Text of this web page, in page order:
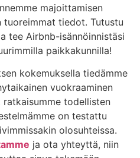
majoittamisen
tuoreimmat tiedot. Tutustu
tee Airbnb-isännöinnistäsi
paikkakunnilla!
kokemuksella tiedämme
vuokraaminen
todellisten
on testattu
olosuhteissa.
ja ota yhteyttä, niin